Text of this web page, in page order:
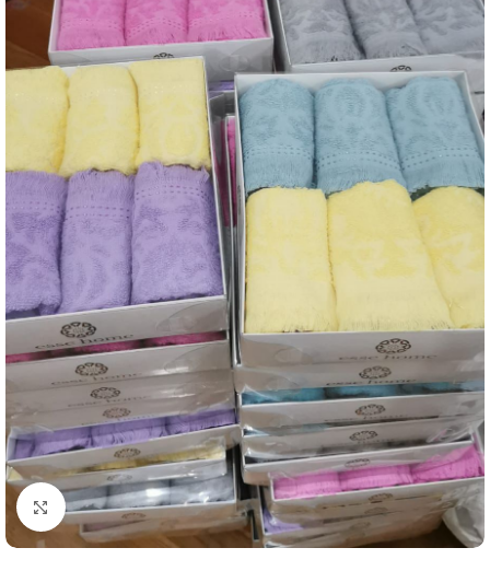
Resmi Büyüt